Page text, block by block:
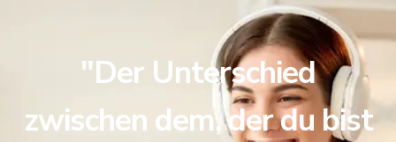
"Der Unterschied
zwischen dem, der du bist